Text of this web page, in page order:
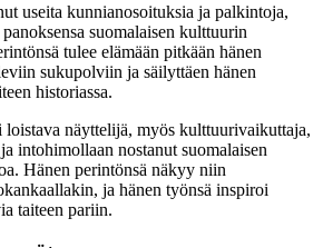
useita kunnianosoituksia ja palkintoja,
suomalaisen kulttuurin
tulee elämään pitkään hänen
sukupolviin ja säilyttäen hänen
historiassa.
loistava näyttelijä, myös kulttuurivaikuttaja,
intohimollaan nostanut suomalaisen
Hänen perintönsä näkyy niin
ja hänen työnsä inspiroi
taiteen pariin.